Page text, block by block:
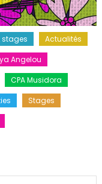
stages
Actualités
Angelou
CPA Musidora
Stages